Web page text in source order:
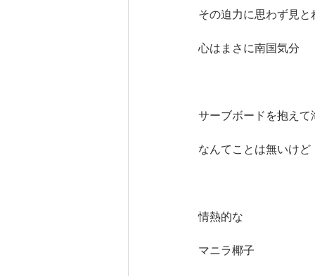
その迫力に思わず見と
心はまさに南国気分
サーブボードを抱えて
なんてことは無いけど
情熱的な
マニラ椰子